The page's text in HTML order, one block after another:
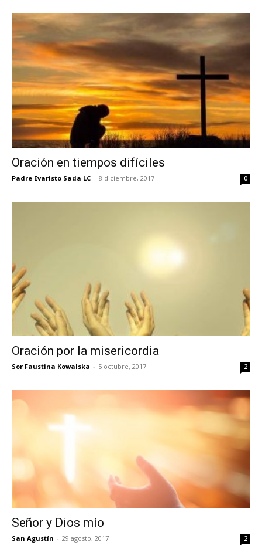
Oración en tiempos difíciles
Padre Evaristo Sada LC - 8 diciembre, 2017 0
Oración por la misericordia
Sor Faustina Kowalska - 5 octubre, 2017 2
Señor y Dios mío
San Agustín - 29 agosto, 2017 2